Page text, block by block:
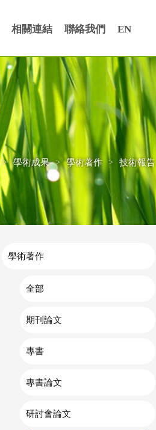
相關連結 聯絡我們 EN
> 學術成果 > 學術著作 > 技術報告
學術著作
全部
期刊論文
專書
專書論文
研討會論文